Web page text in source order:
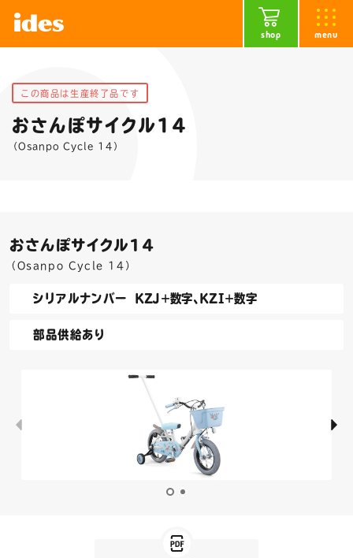
shop menu
この商品は生産終了品です
おさんぽサイクル14
（Osanpo Cycle 14）
おさんぽサイクル14
（Osanpo Cycle 14）
シリアルナンバー KZJ+数字、KZI+数字
部品供給あり